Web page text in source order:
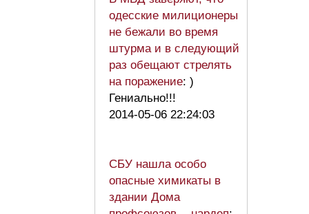
одесские милиционеры
не бежали во время
штурма и в следующий
раз обещают стрелять
на поражение: )
Гениально!!!
2014-05-06 22:24:03
СБУ нашла особо
опасные химикаты в
здании Дома